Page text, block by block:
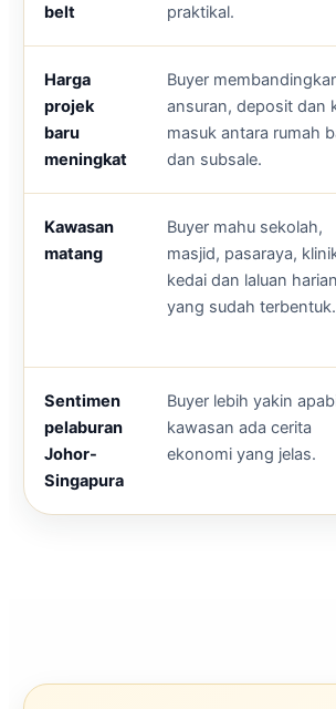
belt
praktikal.
Harga
projek
baru
meningkat
Buyer
ansuran, deposit dan
masuk antara rumah
dan subsale.
Kawasan
matang
Buyer mahu sekolah,
masjid, pasaraya,
kedai dan laluan harian
yang sudah terbentuk.
Sentimen
pelaburan
Johor-
Singapura
Buyer lebih yakin
kawasan ada cerita
ekonomi yang jelas.